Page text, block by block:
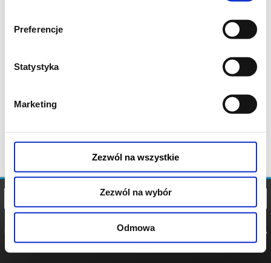
Preferencje
Statystyka
Marketing
Zezwól na wszystkie
Zezwól na wybór
Odmowa
POLITYKA
POLITYKA